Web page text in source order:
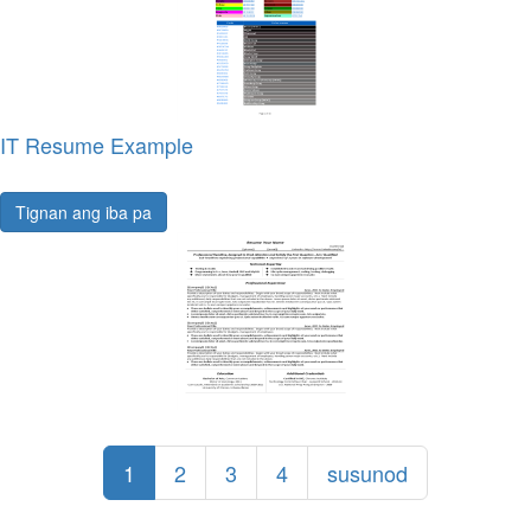
IT Resume Example
Tignan ang iba pa
1 2 3 4 susunod